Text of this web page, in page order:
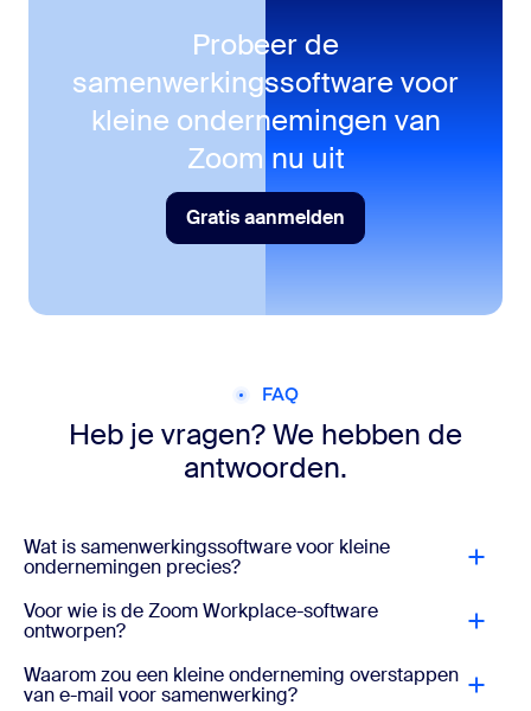
Probeer de
samenwerkingssoftware voor
kleine ondernemingen van
Zoom nu uit
Gratis aanmelden
Gratis aanmelden
FAQ
Heb je vragen? We hebben de
antwoorden.
Wat is samenwerkingssoftware voor kleine
ondernemingen precies?
Voor wie is de Zoom Workplace-software
ontworpen?
Waarom zou een kleine onderneming overstappen
van e-mail voor samenwerking?